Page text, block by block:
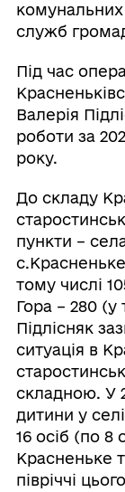
служб
Під час
Валерія
роботи за
року.
До складу
пункти –
тому числі
Гора – 280 (у
Підлісняк
ситуація в
складною. У
дитини у
16 осіб (по 8
Красненьке
півріччі